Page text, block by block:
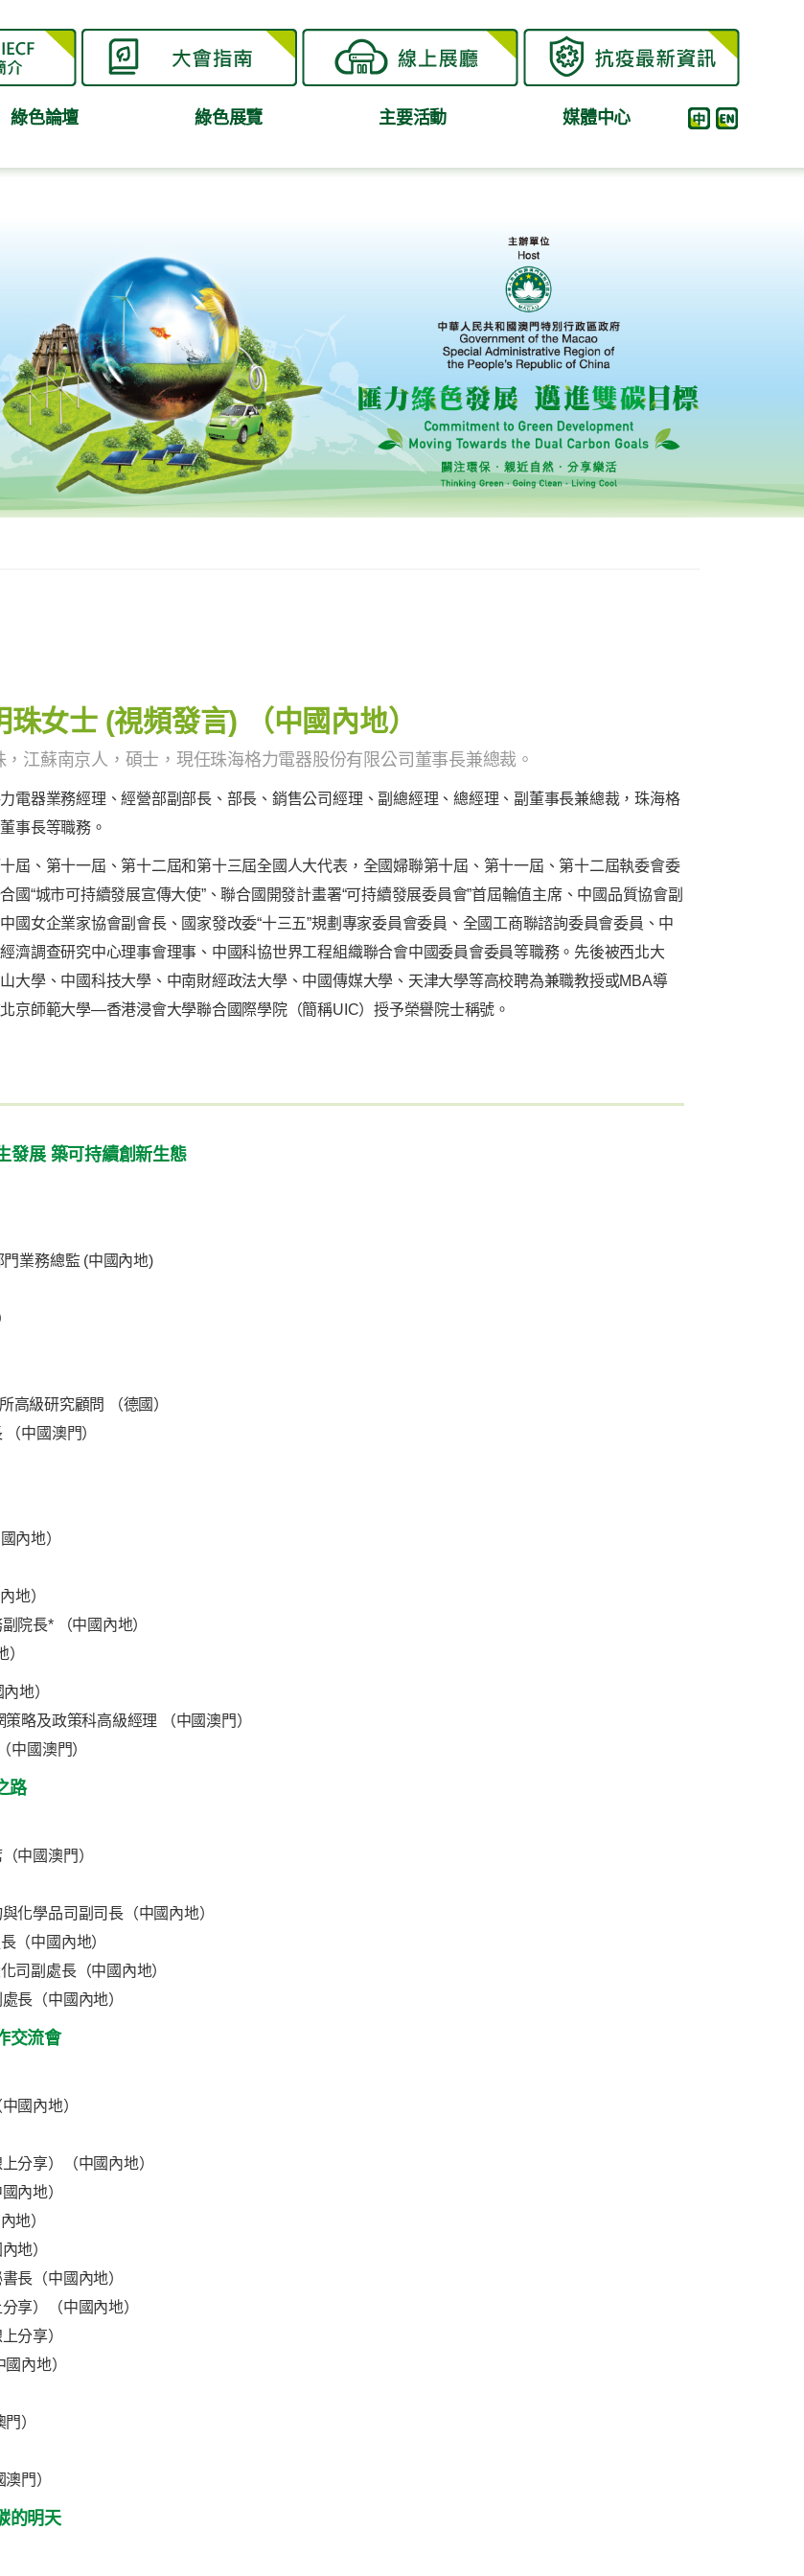
綠色論壇 綠色展覽 主要活動 媒體中心
珠女士 (視頻發言) （中國內地）
，江蘇南京人，碩士，現任珠海格力電器股份有限公司董事長兼總裁。
電器業務經理、經營部副部長、部長、銷售公司經理、副總經理、總經理、副董事長兼總裁，珠海格
事長等職務。
屆、第十一屆、第十二屆和第十三屆全國人大代表，全國婦聯第十屆、第十一屆、第十二屆執委會委
國“城市可持續發展宣傳大使”、聯合國開發計畫署“可持續發展委員會”首屆輪值主席、中國品質協會副
國女企業家協會副會長、國家發改委“十三五”規劃專家委員會委員、全國工商聯諮詢委員會委員、中
濟調查研究中心理事會理事、中國科協世界工程組織聯合會中國委員會委員等職務。先後被西北大
大學、中國科技大學、中南財經政法大學、中國傳媒大學、天津大學等高校聘為兼職教授或MBA導
京師範大學—香港浸會大學聯合國際學院（簡稱UIC）授予榮譽院士稱號。
發展 築可持續創新生態
業務總監 (中國內地)
高級研究顧問 （德國）
中國澳門）
內地）
地）
院長* （中國內地）
地）
略及政策科高級經理 （中國澳門）
中國澳門）
路
中國澳門）
化學品司副司長（中國內地）
（中國內地）
司副處長（中國內地）
長（中國內地）
交流會
國內地）
分享）（中國內地）
內地）
地）
地）
長（中國內地）
享）（中國內地）
分享）
內地）
）
門）
的明天